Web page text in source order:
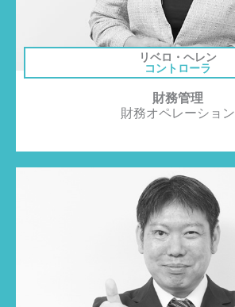
リベロ・ヘレン
コントローラ
財務管理
財務オペレーション